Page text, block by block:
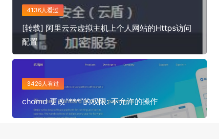
4136人看过
[转载] 阿里云云虚拟主机上个人网站的Https访问
配置
3426人看过
chomd 更改“***”的权限: 不允许的操作